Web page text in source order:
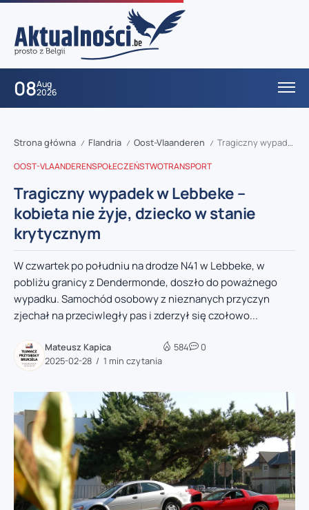
08Aug
2026
Strona główna / Flandria / Oost-Vlaanderen / Tragiczny wypadek w Lebbeke – kobieta nie żyje, dziecko w stanie krytycznym
OOST-VLAANDERENSPOŁECZEŃSTWOTRANSPORT
Tragiczny wypadek w Lebbeke –
kobieta nie żyje, dziecko w stanie
krytycznym
W czwartek po południu na drodze N41 w Lebbeke, w
pobliżu granicy z Dendermonde, doszło do poważnego
wypadku. Samochód osobowy z nieznanych przyczyn
zjechał na przeciwległy pas i zderzył się czołowo...
Mateusz Kapica
2025-02-28
1 min czytania
584 0